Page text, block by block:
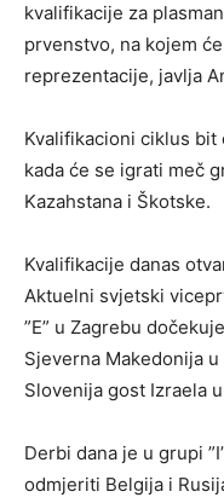
kvalifikacije za
prvenstvo, na kojem
reprezentacije, javlja
Kvalifikacioni ciklus bit
kada će se igrati meč
Kazahstana i Škotske.
Kvalifikacije danas
Aktuelni svjetski
”E” u Zagrebu
Sjeverna Makedonija
Slovenija gost Izraela
Derbi dana je u grupi
odmjeriti Belgija i